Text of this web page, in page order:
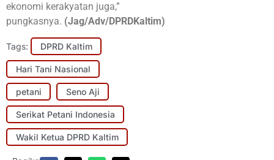
ekonomi kerakyatan juga,”
pungkasnya. (Jag/Adv/DPRDKaltim)
Tags: DPRD Kaltim
Hari Tani Nasional
petani Seno Aji
Serikat Petani Indonesia
Wakil Ketua DPRD Kaltim